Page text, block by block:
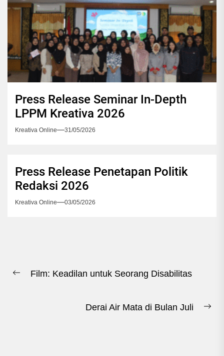
Press Release Seminar In-Depth
LPPM Kreativa 2026
Kreativa Online 31/05/2026
Press Release Penetapan Politik
Redaksi 2026
Kreativa Online 03/05/2026
pos
Previous
Film: Keadilan untuk Seorang Disabilitas
Derai Air Mata di Bulan Juli